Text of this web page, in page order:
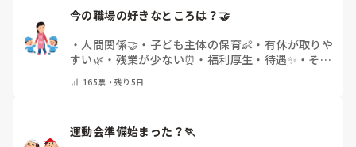
今回は、今少し治まっている痛みがぶり返したどうしようと
いう思いもあり、ちょっと無理かも…と思い始めています。
に行ってより酷くなって帰ってきたことがあり、怖くて行け
・ 人間関係🤝 ・ 子ども主体の保育👶 ・ 有休が取りや
すい🌿 ・ 残業が少ない⏰ ・ 福利厚生・待遇✨ ・ その
165票・残り5日
運動会準備始まった？🏃